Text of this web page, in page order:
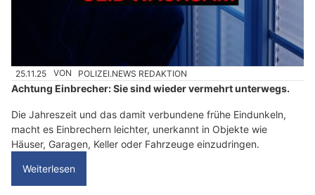
25.11.25 VON POLIZEI.NEWS REDAKTION
Achtung Einbrecher: Sie sind wieder vermehrt unterwegs.
Die Jahreszeit und das damit verbundene frühe Eindunkeln,
macht es Einbrechern leichter, unerkannt in Objekte wie
Häuser, Garagen, Keller oder Fahrzeuge einzudringen.
Weiterlesen